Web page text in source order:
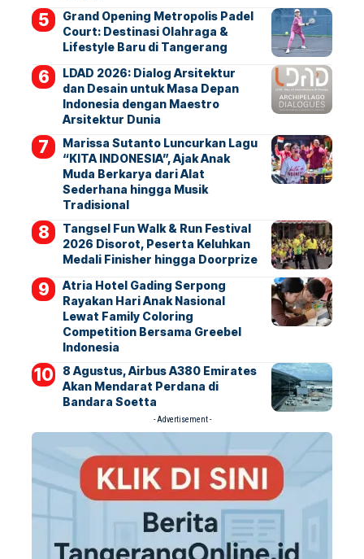
Grand Opening Metropolis Padel
Court: Destinasi Olahraga &
Lifestyle Baru di Tangerang
LDAD 2026: Dialog Arsitektur
dan Desain untuk Masa Depan
Indonesia dengan Maestro
Arsitektur Dunia
Marissa Sutanto Luncurkan Lagu
“KITA INDONESIA”, Ajak Anak
Muda Berkarya dari Alat
Sederhana hingga Musik
Tradisional
Tangsel Fun Walk & Run Festival
2026 Disorot, Peserta Keluhkan
Medali Finisher hingga Doorprize
Atria Hotel Gading Serpong
Rayakan Hari Anak Nasional
Lewat Family Coloring
Competition Bersama Greebel
Indonesia
8 Agustus, Airbus A380 Emirates
Akan Mendarat Perdana di
Bandara Soetta
- Advertisement -